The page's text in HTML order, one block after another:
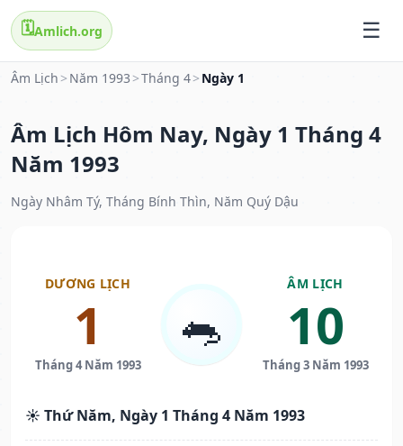
🗓️Amlich.org
Âm Lịch > Năm 1993 >Tháng 4> Ngày 1
Âm Lịch Hôm Nay, Ngày 1 Tháng 4
Năm 1993
Ngày Nhâm Tý, Tháng Bính Thìn, Năm Quý Dậu
DƯƠNG LỊCH
1
Tháng 4 Năm 1993
🐀
ÂM LỊCH
10
Tháng 3 Năm 1993
☀️ Thứ Năm, Ngày 1 Tháng 4 Năm 1993